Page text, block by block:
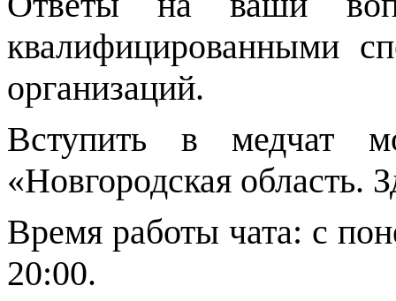
квалифицированными
организаций.
Вступить в медчат
«Новгородская область.
Время работы чата: с
20:00.